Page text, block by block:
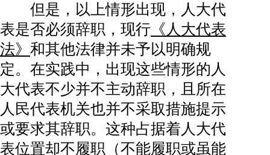
但是，以上情形出现，人大代
表是否必须辞职，现行 《人大代表
法》 和其他法律并未予以明确规
定。在实践中，出现这些情形的人
大代表不少并不主动辞职，且所在
人民代表机关也并不采取措施提示
或要求其辞职。这种占据着人大代
表位置却不履职（不能履职或虽能